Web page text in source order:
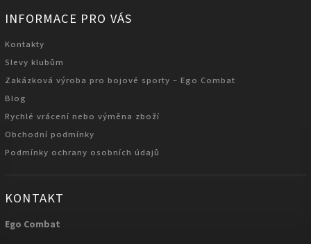
INFORMACE PRO VÁS
Kontakty
Slevy klubům
Zakázková výroba pro bojové sporty – Ego Combat
Blog
Rychlé vrácení nebo výměna zboží
Obchodní podmínky
Podmínky ochrany osobních údajů
KONTAKT
Ego Combat